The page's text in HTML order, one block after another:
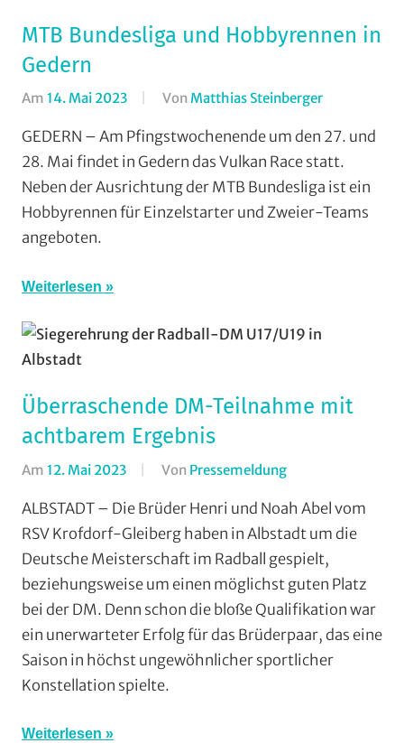
MTB Bundesliga und Hobbyrennen in
Gedern
Am 14. Mai 2023 Von Matthias Steinberger
Country,
TGV
Schotten
GEDERN – Am Pfingstwochenende um den 27. und
28. Mai findet in Gedern das Vulkan Race statt.
Neben der Ausrichtung der MTB Bundesliga ist ein
Hobbyrennen für Einzelstarter und Zweier-Teams
angeboten.
Weiterlesen
Überraschende DM-Teilnahme mit
achtbarem Ergebnis
Am 12. Mai 2023 Von Pressemeldung
Radball ,
RSV
Krofdorf-
Gleiberg,
Vereine
ALBSTADT – Die Brüder Henri und Noah Abel vom
RSV Krofdorf-Gleiberg haben in Albstadt um die
Deutsche Meisterschaft im Radball gespielt,
beziehungsweise um einen möglichst guten Platz
bei der DM. Denn schon die bloße Qualifikation war
ein unerwarteter Erfolg für das Brüderpaar, das eine
Saison in höchst ungewöhnlicher sportlicher
Konstellation spielte.
Weiterlesen